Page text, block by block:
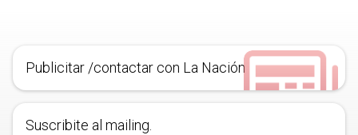
Publicitar /contactar con La Nación
Suscribite al mailing.